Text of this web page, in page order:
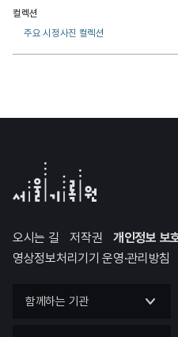
컬렉션
주요 시정사진 컬렉션
오시는 길 저작권
개인정보 보
영상정보처리기기 운영·관리방침
함께하는 기관